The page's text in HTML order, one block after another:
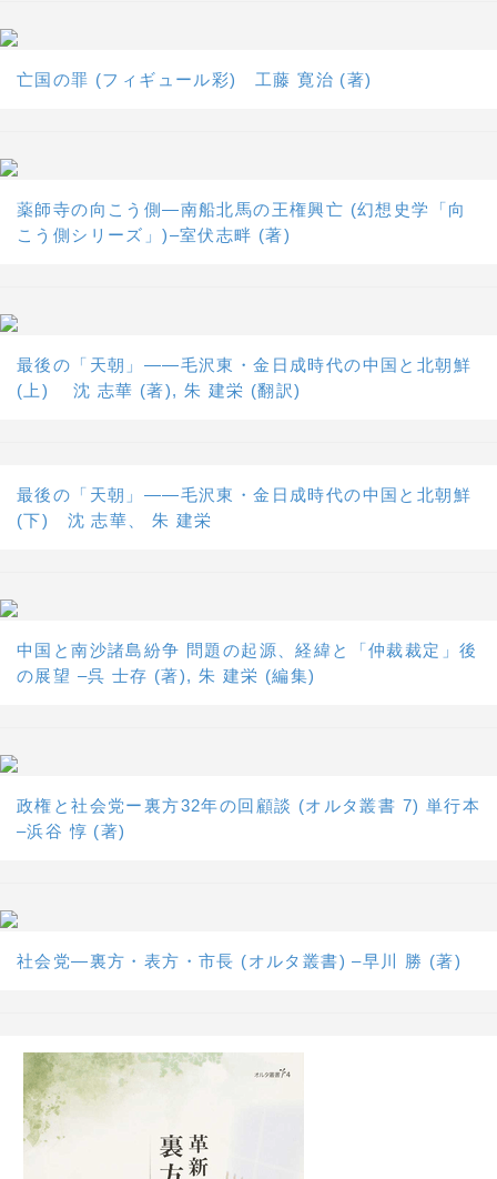
亡国の罪 (フィギュール彩) 工藤 寛治 (著)
薬師寺の向こう側―南船北馬の王権興亡 (幻想史学「向
こう側シリーズ」)–室伏志畔 (著)
最後の「天朝」――毛沢東・金日成時代の中国と北朝鮮
(上) 沈 志華 (著), 朱 建栄 (翻訳)
最後の「天朝」――毛沢東・金日成時代の中国と北朝鮮
(下) 沈 志華、 朱 建栄
中国と南沙諸島紛争 問題の起源、経緯と「仲裁裁定」後
の展望 –呉 士存 (著), 朱 建栄 (編集)
政権と社会党ー裏方32年の回顧談 (オルタ叢書 7) 単行本
–浜谷 惇 (著)
社会党―裏方・表方・市長 (オルタ叢書) –早川 勝 (著)